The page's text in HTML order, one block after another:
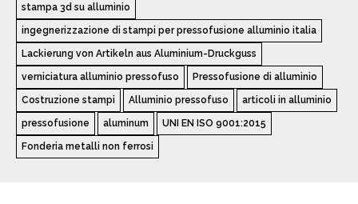
stampa 3d su alluminio
ingegnerizzazione di stampi per pressofusione alluminio italia
Lackierung von Artikeln aus Aluminium-Druckguss
verniciatura alluminio pressofuso Pressofusione di alluminio
Costruzione stampi Alluminio pressofuso articoli in alluminio
pressofusione aluminum UNI EN ISO 9001:2015
Fonderia metalli non ferrosi